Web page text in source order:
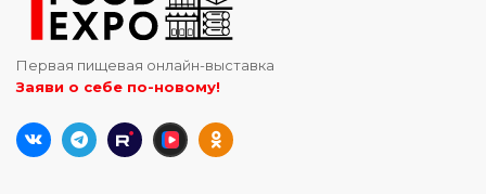
Первая пищевая онлайн-выставка
Заяви о себе по-новому!